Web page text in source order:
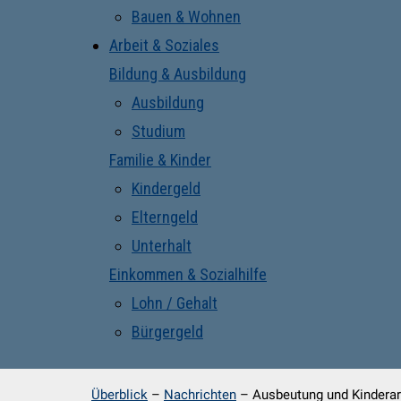
Bauen & Wohnen
Arbeit & Soziales
Bildung & Ausbildung
Ausbildung
Studium
Familie & Kinder
Kindergeld
Elterngeld
Unterhalt
Einkommen & Sozialhilfe
Lohn / Gehalt
Bürgergeld
Überblick – Nachrichten – Ausbeutung und